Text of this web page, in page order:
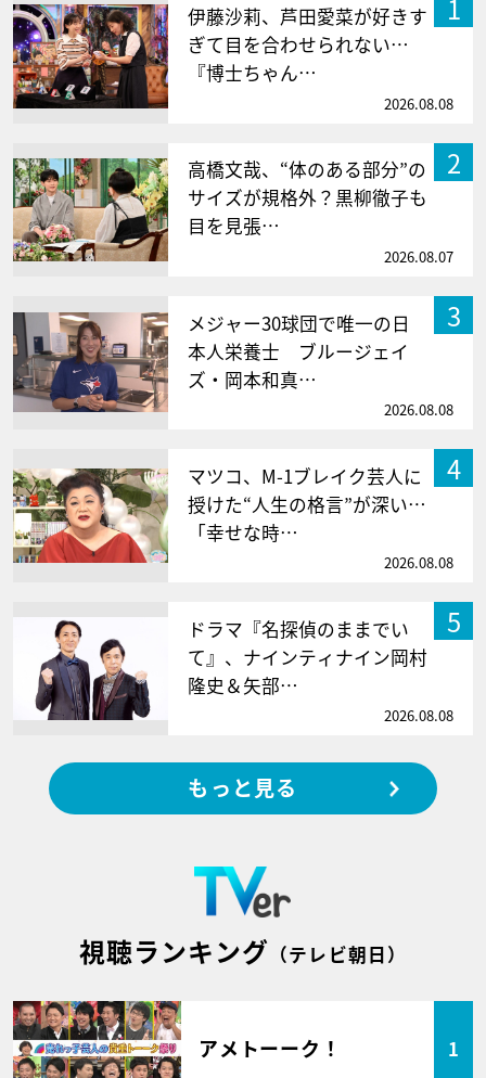
1
伊藤沙莉、芦田愛菜が好きす
ぎて目を合わせられない…
『博士ちゃん…
2026.08.08
2
高橋文哉、“体のある部分”の
サイズが規格外？黒柳徹子も
目を見張…
2026.08.07
3
メジャー30球団で唯一の日
本人栄養士 ブルージェイ
ズ・岡本和真…
2026.08.08
4
マツコ、M-1ブレイク芸人に
授けた“人生の格言”が深い…
「幸せな時…
2026.08.08
5
ドラマ『名探偵のままでい
て』、ナインティナイン岡村
隆史＆矢部…
2026.08.08
もっと見る
視聴ランキング （テレビ朝日）
アメトーーク！ 1